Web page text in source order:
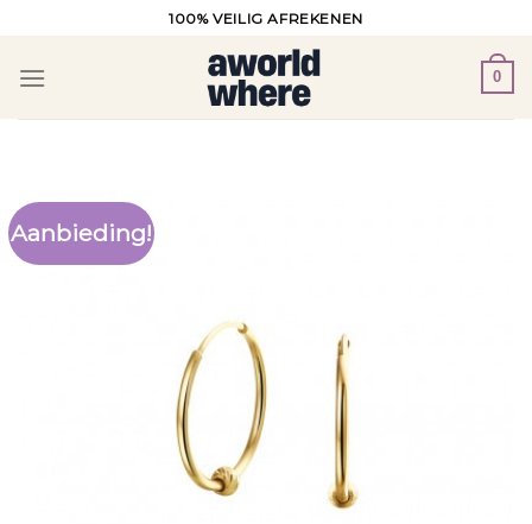
inhoud
100% VEILIG AFREKENEN
0
Aanbieding!